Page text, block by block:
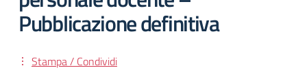
Pubblicazione definitiva
Stampa / Condividi